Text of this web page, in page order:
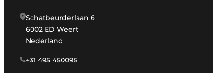
Schatbeurderlaan 6
6002 ED Weert
Nederland
+31 495 450095